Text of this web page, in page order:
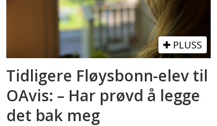
PLUSS
Tidligere Fløysbonn-elev til
OAvis: – Har prøvd å legge
det bak meg